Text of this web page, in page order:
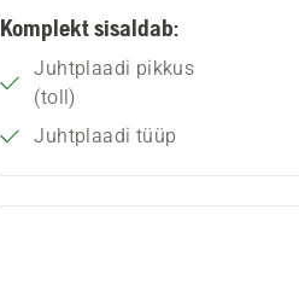
Komplekt sisaldab:
Juhtplaadi pikkus
(toll)
Juhtplaadi tüüp